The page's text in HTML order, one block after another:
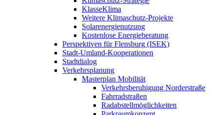
KlasseKlima
Weitere Klimaschutz-Projekte
Solarenergienutzung
Kostenlose Energieberatung
Perspektiven für Flensburg (ISEK)
Stadt-Umland-Kooperationen
Stadtdialog
Verkehrsplanung
Masterplan Mobilität
Verkehrsberuhigung Norderstraße
Fahrradstraßen
Radabstellmöglichkeiten